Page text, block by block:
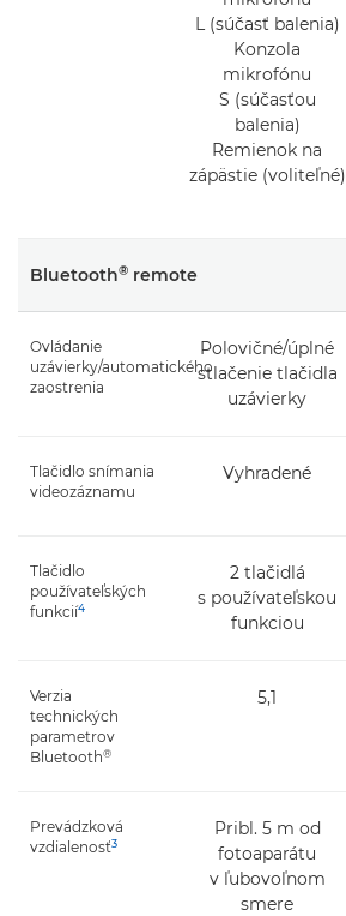
L (súčasť balenia)
Konzola
mikrofónu
S (súčasťou
balenia)
Remienok na
zápästie (voliteľné)
Bluetooth® remote
Ovládanie
uzávierky/automatického
zaostrenia
Polovičné/úplné
stlačenie tlačidla
uzávierky
Tlačidlo snímania
videozáznamu
Vyhradené
Tlačidlo
používateľských
funkcií4
2 tlačidlá
s používateľskou
funkciou
Verzia
technických
parametrov
Bluetooth®
5,1
Prevádzková
vzdialenosť3
Pribl. 5 m od
fotoaparátu
v ľubovoľnom
smere